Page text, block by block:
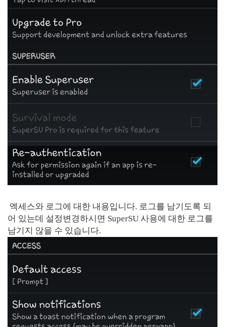
엑세스와 로그에 대한 내용입니다. 로그를 남기도록 되
어 있는데 설정변경하시면 SuperSU 사용에 대한 로그를
남기지 않을 수 있습니다.